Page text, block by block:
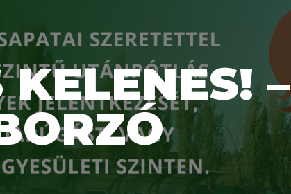
KELENES! –